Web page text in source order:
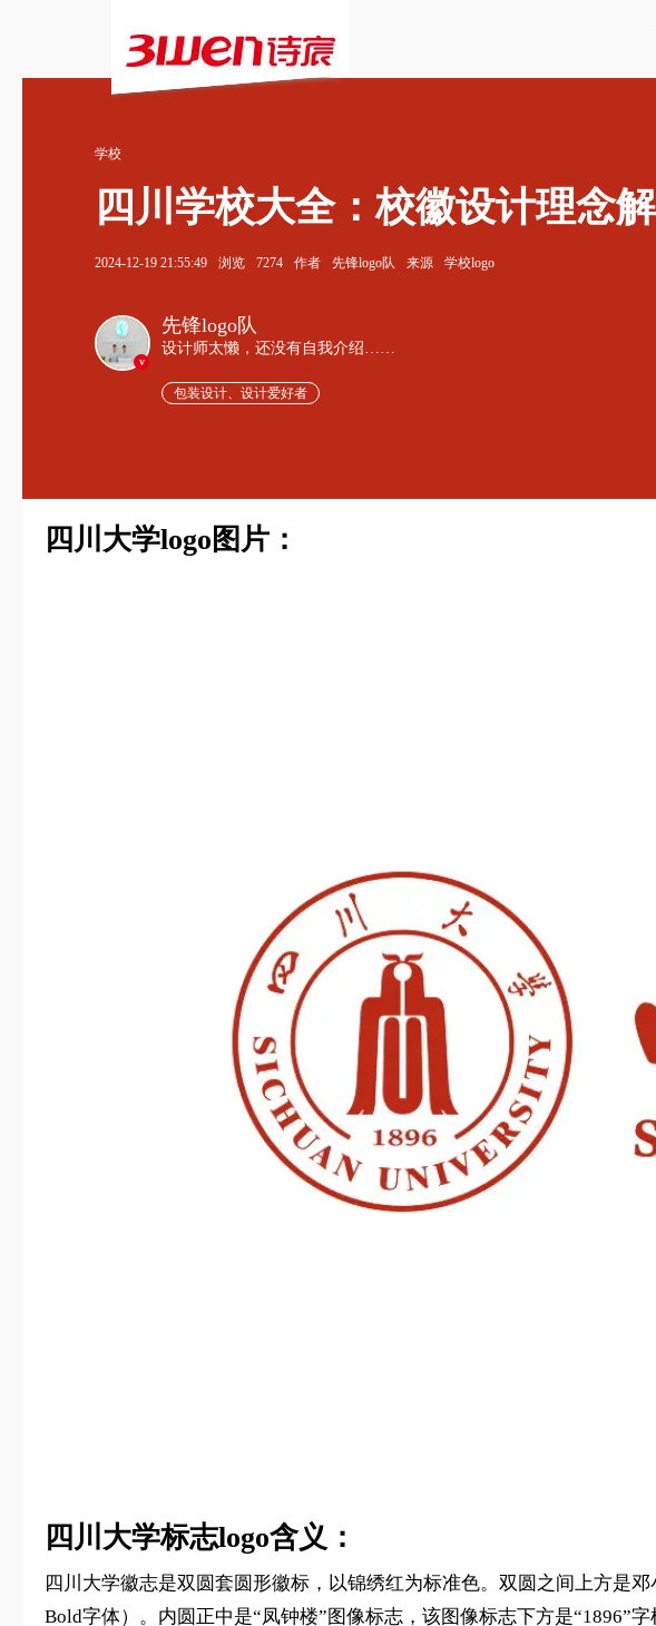
学校
四川学校大全：校徽设计理念
2024-12-19 21:55:49 浏览 7274 作者 先锋logo队 来源 学校logo
v
先锋logo队
设计师太懒，还没有自我介绍……
包装设计、设计爱好者
四川大学logo图片：
四川大学标志logo含义：
四川大学徽志是双圆套圆形徽标，以锦绣红为标准色。双圆之间上方是
Bold字体）。内圆正中是“凤钟楼”图像标志，该图像标志下方是“1896”